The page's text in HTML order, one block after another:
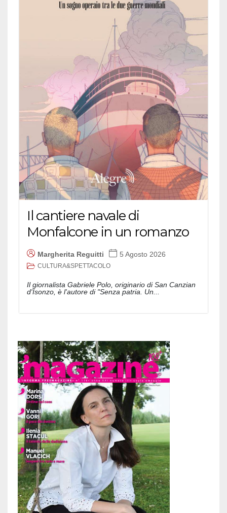
Il cantiere navale di
Monfalcone in un romanzo
Margherita Reguitti 5 Agosto 2026
CULTURA&SPETTACOLO
Il giornalista Gabriele Polo, originario di San Canzian
d'Isonzo, è l'autore di "Senza patria. Un...